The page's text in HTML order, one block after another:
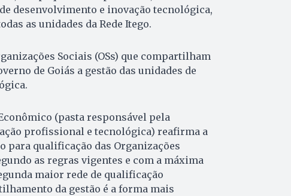
desenvolvimento e inovação tecnológica,
as unidades da Rede Itego.
Sociais (OSs) que compartilham
de Goiás a gestão das unidades de
(pasta responsável pela
profissional e tecnológica) reafirma a
para qualificação das Organizações
as regras vigentes e com a máxima
maior rede de qualificação
da gestão é a forma mais